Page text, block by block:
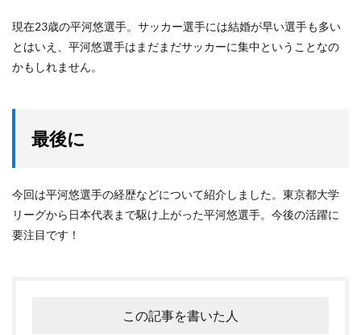
現在23歳の平河悠選手。サッカー選手には結婚が早い選手も多い
とはいえ、平河悠選手はまだまだサッカーに集中ということなの
かもしれません。
最後に
今回は平河悠選手の経歴などについて紹介しました。東京都大学
リーグから日本代表まで駆け上がった平河悠選手。今後の活躍に
要注目です！
この記事を書いた人